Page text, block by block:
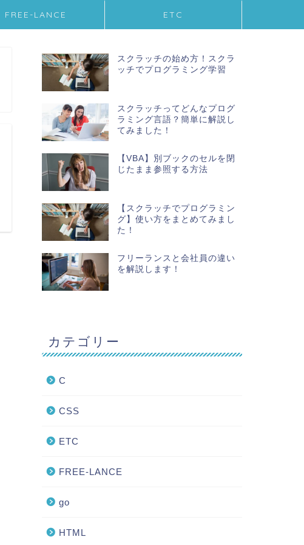
FREE-LANCE ETC
スクラッチの始め方！スクラ
ッチでプログラミング学習
スクラッチってどんなプログ
ラミング言語？簡単に解説し
てみました！
【VBA】別ブックのセルを閉
じたまま参照する方法
【スクラッチでプログラミン
グ】使い方をまとめてみまし
た！
フリーランスと会社員の違い
を解説します！
カテゴリー
C
CSS
ETC
FREE-LANCE
go
HTML